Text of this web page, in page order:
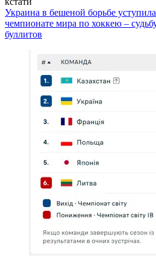
Украина в бешеной борьбе
чемпионате мира по хоккею –
буллитов